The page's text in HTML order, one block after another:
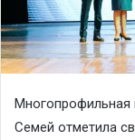
Семей отметила